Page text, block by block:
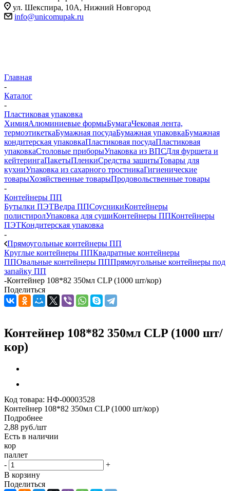
ул. Шекспира, 10А, Нижний Новгород
info@unicomupak.ru
Главная
-
Каталог
-
Пластиковая упаковка
ХимияАлюминиевые формыБумагаЧековая лента,
термоэтикеткаБумажная посудаБумажная упаковкаБумажная
кондитерская упаковкаПластиковая посудаПластиковая
упаковкаСтоловые приборыУпаковка из ВПСДля фуршета и
кейтерингаПакетыПленкиСредства защитыТовары для
кухниУпаковка из сахарного тростникаГигиенические
товарыХозяйственные товарыПродовольственные товары
-
Контейнеры ПП
Бутылки ПЭТВедра ППСоусникиКонтейнеры
полистиролУпаковка для сушиКонтейнеры ППКонтейнеры
ПЭТКондитерская упаковка
-
Прямоугольные контейнеры ПП
Круглые контейнеры ППКвадратные контейнеры
ППОвальные контейнеры ПППрямоугольные контейнеры под
запайку ПП
-Контейнер 108*82 350мл CLP (1000 шт/кор)
Поделиться
Контейнер 108*82 350мл CLP (1000 шт/
кор)
Код товара: НФ-00003528
Контейнер 108*82 350мл CLP (1000 шт/кор)
Подробнее
2,88 руб./шт
Есть в наличии
кор
паллет
-
+
В корзину
Поделиться